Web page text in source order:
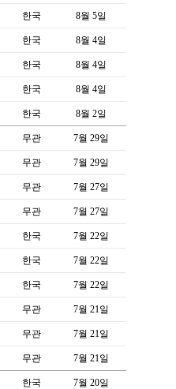
한국 8월 5일
한국 8월 4일
한국 8월 4일
한국 8월 4일
한국 8월 2일
무관 7월 29일
무관 7월 29일
무관 7월 27일
무관 7월 27일
한국 7월 22일
한국 7월 22일
한국 7월 22일
무관 7월 21일
무관 7월 21일
무관 7월 21일
한국 7월 20일